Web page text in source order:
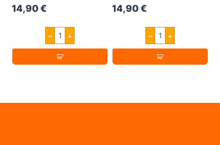
14,90€
–
Vampire
Vape
Parma
Violets
30ml
+
14,90€
–
Vampire
Vape
Dusk
30ml
Menge
+